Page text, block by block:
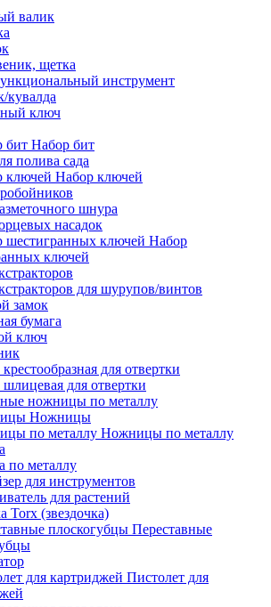
валик
щетка
инструмент
кувалда
ключ
Набор бит
полива сада
Набор ключей
шнура
насадок
Набор
ключей
для шурупов/винтов
замок
бумага
ключ
для отвертки
для отвертки
ножницы по металлу
Ножницы
Ножницы по металлу
по металлу
для инструментов
для растений
Torx (звездочка)
Переставные
Пистолет для